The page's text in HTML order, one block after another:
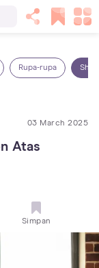
Rupa-rupa
03 March 2025
Atas
Simpan